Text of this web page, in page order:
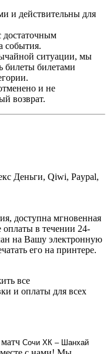
и действительны для
достаточным
события.
ситуации, мы
билеты билетами
и не
возврат.
Деньги, Qiwi, Paypal,
доступна мгновенная
оплаты в течении 24-
на Вашу электронную
его на принтере.
все
и оплаты для всех
Сочи ХК – Шанхай